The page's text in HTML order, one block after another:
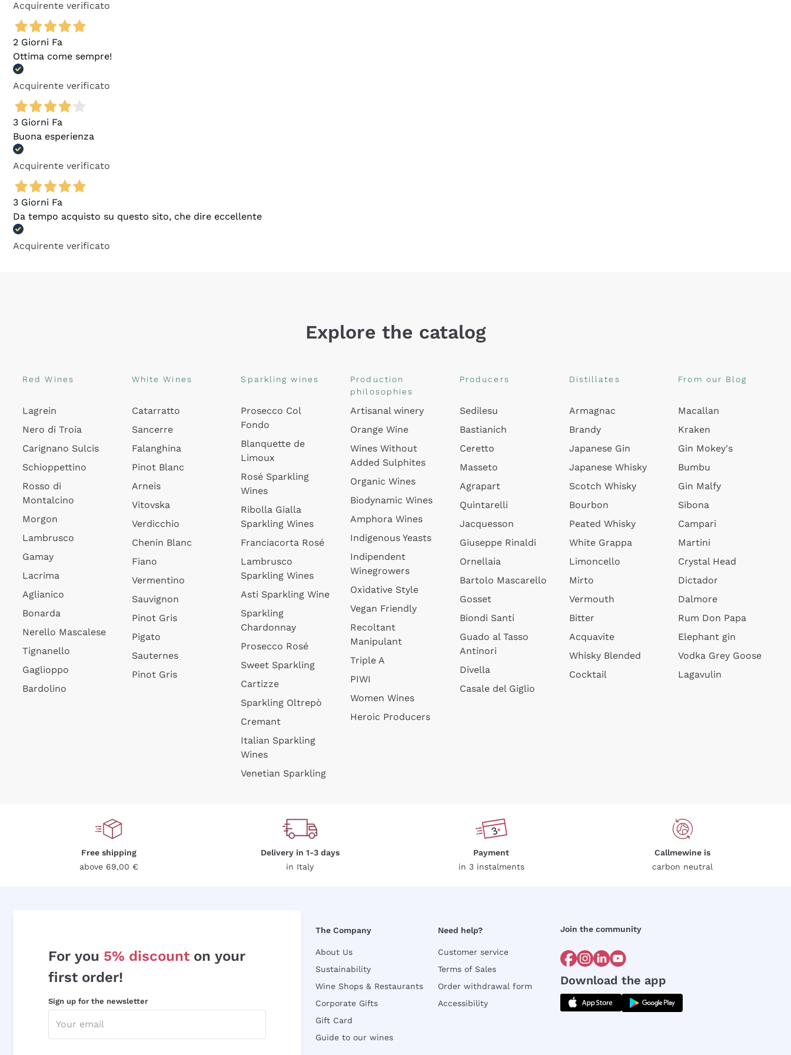
Acquirente verificato
2 Giorni Fa
Ottima come sempre!
Acquirente verificato
3 Giorni Fa
Buona esperienza
Acquirente verificato
3 Giorni Fa
Da tempo acquisto su questo sito, che dire eccellente
Acquirente verificato
Explore the catalog
Red Wines
Lagrein
Nero di Troia
Carignano Sulcis
Schioppettino
Rosso di
Montalcino
Morgon
Lambrusco
Gamay
Lacrima
Aglianico
Bonarda
Nerello Mascalese
Tignanello
Gaglioppo
Bardolino
White Wines
Catarratto
Sancerre
Falanghina
Pinot Blanc
Arneis
Vitovska
Verdicchio
Chenin Blanc
Fiano
Vermentino
Sauvignon
Pinot Gris
Pigato
Sauternes
Pinot Gris
Sparkling wines
Prosecco Col
Fondo
Blanquette de
Limoux
Rosé Sparkling
Wines
Ribolla Gialla
Sparkling Wines
Franciacorta Rosé
Lambrusco
Sparkling Wines
Asti Sparkling Wine
Sparkling
Chardonnay
Prosecco Rosé
Sweet Sparkling
Cartizze
Sparkling Oltrepò
Cremant
Italian Sparkling
Wines
Venetian Sparkling
Production
philosophies
Artisanal winery
Orange Wine
Wines Without
Added Sulphites
Organic Wines
Biodynamic Wines
Amphora Wines
Indigenous Yeasts
Indipendent
Winegrowers
Oxidative Style
Vegan Friendly
Recoltant
Manipulant
Triple A
PIWI
Women Wines
Heroic Producers
Producers
Sedilesu
Bastianich
Ceretto
Masseto
Agrapart
Quintarelli
Jacquesson
Giuseppe Rinaldi
Ornellaia
Bartolo Mascarello
Gosset
Biondi Santi
Guado al Tasso
Antinori
Divella
Casale del Giglio
Distillates
Armagnac
Brandy
Japanese Gin
Japanese Whisky
Scotch Whisky
Bourbon
Peated Whisky
White Grappa
Limoncello
Mirto
Vermouth
Bitter
Acquavite
Whisky Blended
Cocktail
From our Blog
Macallan
Kraken
Gin Mokey's
Bumbu
Gin Malfy
Sibona
Campari
Martini
Crystal Head
Dictador
Dalmore
Rum Don Papa
Elephant gin
Vodka Grey Goose
Lagavulin
Free shipping
above 69,00 €
Delivery in 1-3 days
in Italy
Payment
in 3 instalments
Callmewine is
carbon neutral
For you 5% discount on your
first order!
Sign up for the newsletter
The Company
About Us
Sustainability
Wine Shops & Restaurants
Corporate Gifts
Gift Card
Guide to our wines
Need help?
Customer service
Terms of Sales
Order withdrawal form
Accessibility
Join the community
Download the app